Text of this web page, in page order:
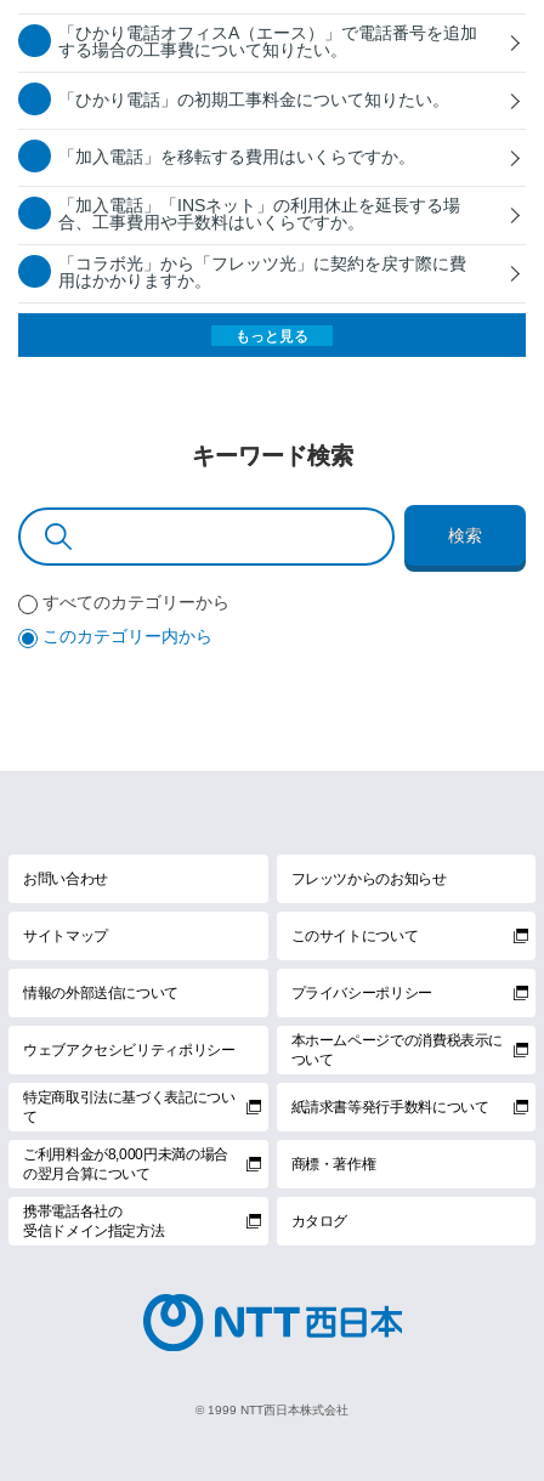
「ひかり電話オフィスA（エース）」で電話番号を追加
する場合の工事費について知りたい。
「ひかり電話」の初期工事料金について知りたい。
「加入電話」を移転する費用はいくらですか。
「加入電話」「INSネット」の利用休止を延長する場
合、工事費用や手数料はいくらですか。
「コラボ光」から「フレッツ光」に契約を戻す際に費
用はかかりますか。
もっと見る
キーワード検索
検索
すべてのカテゴリーから
このカテゴリー内から
お問い合わせ フレッツからのお知らせ
サイトマップ このサイトについて
情報の外部送信について プライバシーポリシー
ウェブアクセシビリティポリシー
本ホームページでの消費税表示に
ついて
特定商取引法に基づく表記につい
て
紙請求書等発行手数料について
ご利用料金が8,000円未満の場合
の翌月合算について
商標・著作権
携帯電話各社の
受信ドメイン指定方法
カタログ
© 1999 NTT西日本株式会社